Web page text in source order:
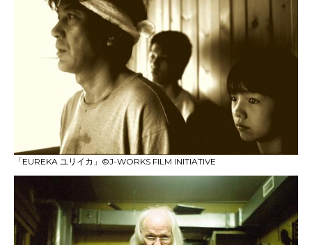
「EUREKA ユリイカ」©J-WORKS FILM INITIATIVE